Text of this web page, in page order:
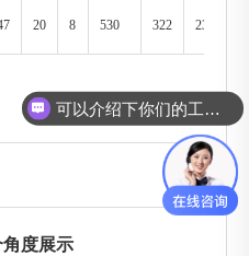
20 8 530 322 230
度展示
可以介绍下你们的工控机么？
模具监视器怎么卖？